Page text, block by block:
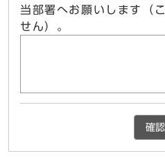
当部署へお願いします（
せん）。
確認